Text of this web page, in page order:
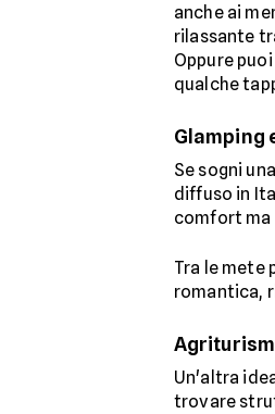
anche ai
rilassante
Oppure
qualche
Glamping
Se sogni
diffuso in
comfort ma
Tra le mete
romantica,
Un'altra
trovare